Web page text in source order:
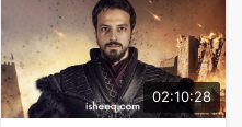
02:10:28